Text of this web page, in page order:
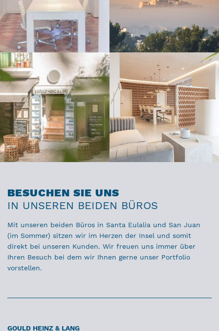
BESUCHEN SIE UNS
IN UNSEREN BEIDEN BÜROS
Mit unseren beiden Büros in Santa Eulalia und San Juan
(im Sommer) sitzen wir im Herzen der Insel und somit
direkt bei unseren Kunden. Wir freuen uns immer über
Ihren Besuch bei dem wir Ihnen gerne unser Portfolio
vorstellen.
GOULD HEINZ & LANG